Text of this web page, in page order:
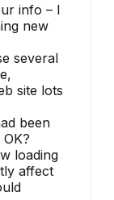
info – I
new
several
site lots
been
loading
affect